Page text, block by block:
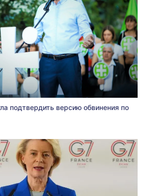
подтвердить версию обвинения по